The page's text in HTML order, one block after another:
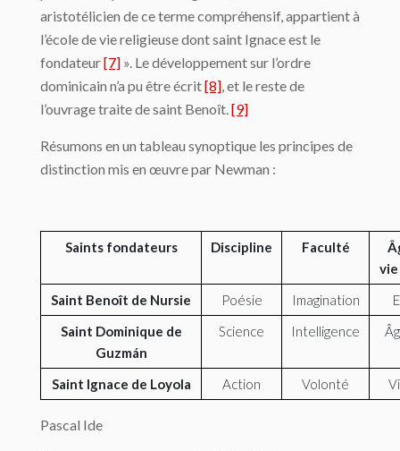
aristotélicien de ce terme compréhensif, appartient à
l’école de vie religieuse dont saint Ignace est le
fondateur[7] ». Le développement sur l’ordre
dominicain n’a pu être écrit[8] , et le reste de
l’ouvrage traite de saint Benoît. [9]
Résumons en un tableau synoptique les principes de
distinction mis en œuvre par Newman :
Saints fondateurs Discipline Faculté
vie
Saint Benoît de Nursie
Poésie Imagination
Saint Dominique de
Guzmán
Science Intelligence
Saint Ignace de Loyola Action Volonté
Pascal Ide